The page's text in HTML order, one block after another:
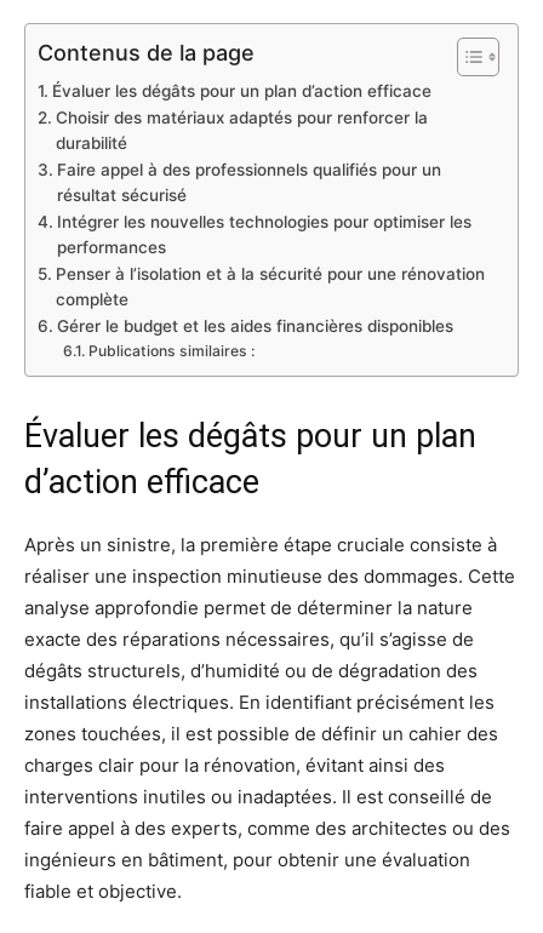
Contenus de la page
Évaluer les dégâts pour un plan d’action efficace
Choisir des matériaux adaptés pour renforcer la
durabilité
Faire appel à des professionnels qualifiés pour un
résultat sécurisé
Intégrer les nouvelles technologies pour optimiser les
performances
Penser à l’isolation et à la sécurité pour une rénovation
complète
Gérer le budget et les aides financières disponibles
Publications similaires :
Évaluer les dégâts pour un plan
d’action efficace
Après un sinistre, la première étape cruciale consiste à
réaliser une inspection minutieuse des dommages. Cette
analyse approfondie permet de déterminer la nature
exacte des réparations nécessaires, qu’il s’agisse de
dégâts structurels, d’humidité ou de dégradation des
installations électriques. En identifiant précisément les
zones touchées, il est possible de définir un cahier des
charges clair pour la rénovation, évitant ainsi des
interventions inutiles ou inadaptées. Il est conseillé de
faire appel à des experts, comme des architectes ou des
ingénieurs en bâtiment, pour obtenir une évaluation
fiable et objective.